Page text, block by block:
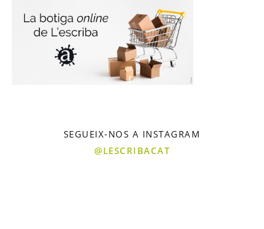
SEGUEIX-NOS A INSTAGRAM
@LESCRIBACAT